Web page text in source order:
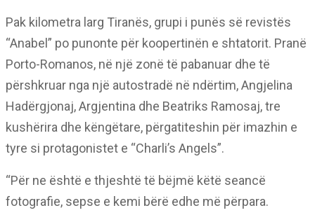
Pak kilometra larg Tiranës, grupi i punës së revistës
“Anabel” po punonte për koopertinën e shtatorit. Pranë
Porto-Romanos, në një zonë të pabanuar dhe të
përshkruar nga një autostradë në ndërtim, Angjelina
Hadërgjonaj, Argjentina dhe Beatriks Ramosaj, tre
kushërira dhe këngëtare, përgatiteshin për imazhin e
tyre si protagonistet e “Charli’s Angels”.
“Për ne është e thjeshtë të bëjmë këtë seancë
fotografie, sepse e kemi bërë edhe më përpara.